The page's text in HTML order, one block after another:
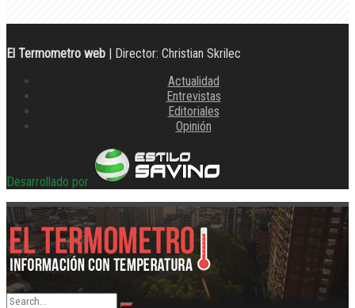
El Termometro web | Director: Christian Skrilec
Actualidad
Entrevistas
Editoriales
Opinión
Desarrollado por